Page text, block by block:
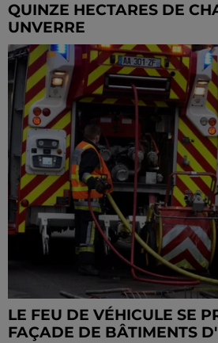
QUINZE HECTARES DE
UNVERRE
LE FEU DE VÉHICULE SE
FAÇADE DE BÂTIMENTS